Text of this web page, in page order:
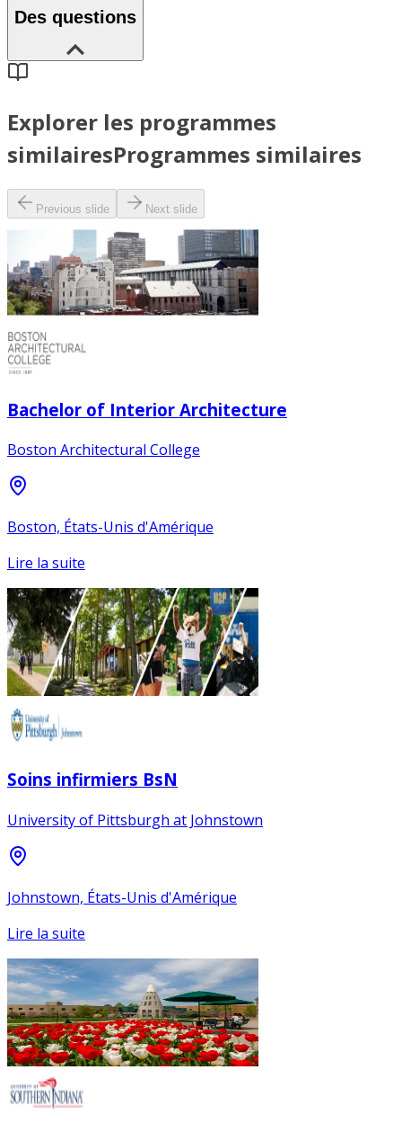
Des questions
Explorer les programmes
similairesProgrammes similaires
Previous slide Next slide
Bachelor of Interior Architecture
Boston Architectural College
Boston, États-Unis d'Amérique
Lire la suite
Soins infirmiers BsN
University of Pittsburgh at Johnstown
Johnstown, États-Unis d'Amérique
Lire la suite